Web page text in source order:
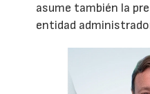
asume también la
entidad